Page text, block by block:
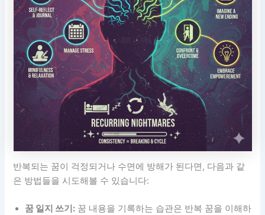
반복되는 꿈이 걱정되거나 수면에 방해가 된다면, 다음과 같
은 방법들을 시도해볼 수 있습니다:
꿈 일지 쓰기: 꿈 내용을 기록하는 습관은 반복 꿈을 이해하